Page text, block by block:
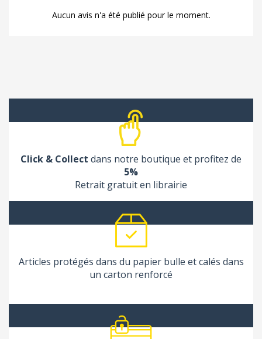
Aucun avis n'a été publié pour le moment.
Click & Collect dans notre boutique et profitez de
5%
Retrait gratuit en librairie
Articles protégés dans du papier bulle et calés dans
un carton renforcé